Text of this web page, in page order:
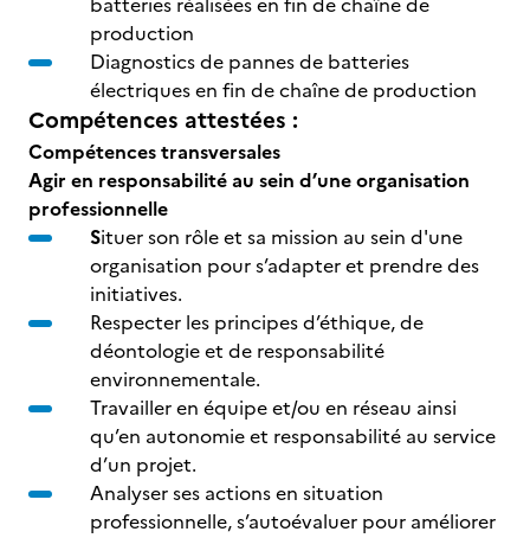
production
Diagnostics de pannes de batteries
électriques en fin de chaîne de production
Compétences attestées :
Compétences transversales
Agir en responsabilité au sein d’une organisation
professionnelle
Situer son rôle et sa mission au sein d'une
organisation pour s’adapter et prendre des
initiatives.
Respecter les principes d’éthique, de
déontologie et de responsabilité
environnementale.
Travailler en équipe et/ou en réseau ainsi
qu’en autonomie et responsabilité au service
d’un projet.
Analyser ses actions en situation
professionnelle, s’autoévaluer pour améliorer